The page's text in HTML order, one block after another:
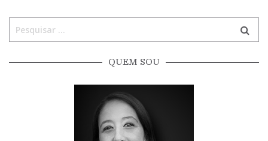
QUEM SOU